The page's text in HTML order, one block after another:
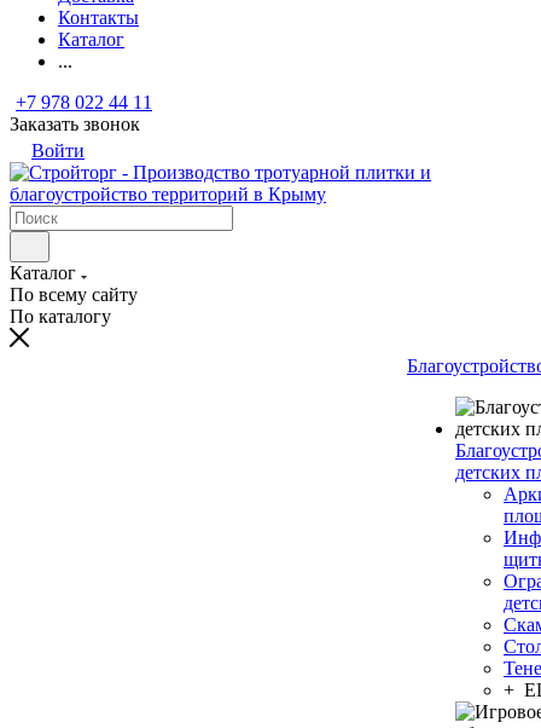
Контакты
Каталог
...
+7 978 022 44 11
Заказать звонок
Войти
Каталог
По всему сайту
По каталогу
детских
+